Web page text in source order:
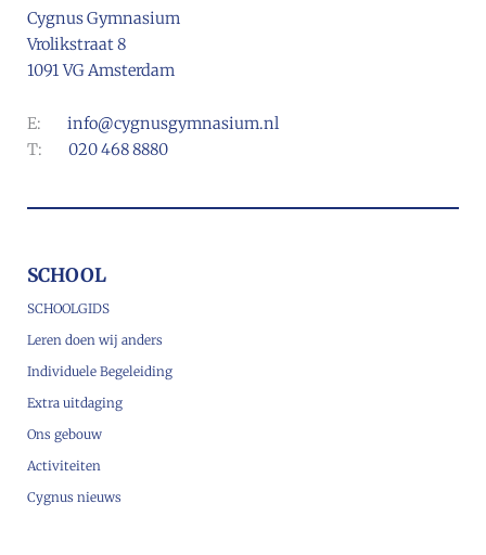
Cygnus Gymnasium
Vrolikstraat 8
1091 VG Amsterdam
E: info@cygnusgymnasium.nl
T: 020 468 8880
SCHOOL
SCHOOLGIDS
Leren doen wij anders
Individuele Begeleiding
Extra uitdaging
Ons gebouw
Activiteiten
Cygnus nieuws